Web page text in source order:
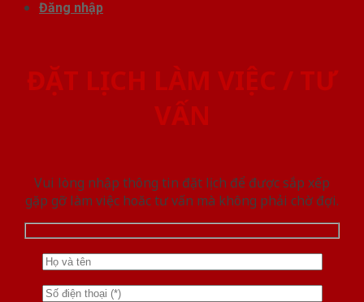
Đăng nhập
ĐẶT LỊCH LÀM VIỆC / TƯ
VẤN
Vui lòng nhập thông tin đặt lịch để được sắp xếp
gặp gỡ làm việc hoăc tư vấn mà không phải chờ đợi.